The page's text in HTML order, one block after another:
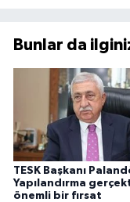
Bunlar da
TESK Başkanı
Yapılandırma
önemli bir fırsat